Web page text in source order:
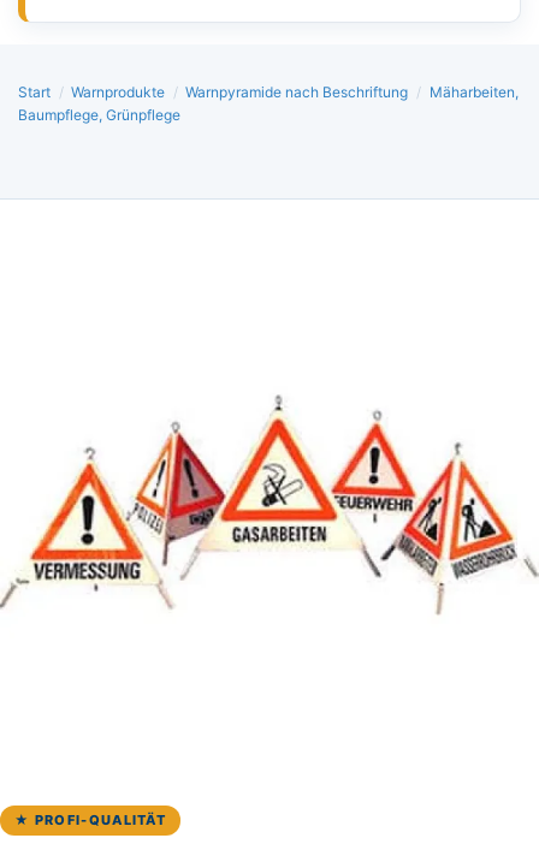
Start / Warnprodukte / Warnpyramide nach Beschriftung / Mäharbeiten,
Baumpflege, Grünpflege
★ PROFI-QUALITÄT